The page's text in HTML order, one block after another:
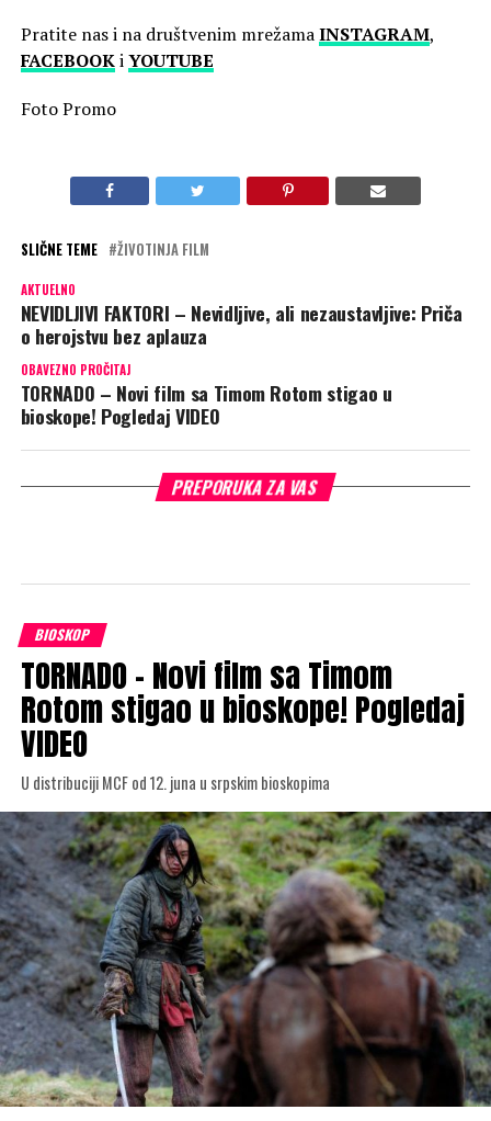
Pratite nas i na društvenim mrežamaINSTAGRAM,
FACEBOOKiYOUTUBE
Foto Promo
SLIČNE TEME ŽIVOTINJA FILM
AKTUELNO
NEVIDLJIVI FAKTORI – Nevidljive, ali nezaustavljive: Priča
o herojstvu bez aplauza
OBAVEZNO PROČITAJ
TORNADO – Novi film sa Timom Rotom stigao u
bioskope! Pogledaj VIDEO
PREPORUKA ZA VAS
BIOSKOP
TORNADO – Novi film sa Timom
Rotom stigao u bioskope! Pogledaj
VIDEO
U distribuciji MCF od 12. juna u srpskim bioskopima